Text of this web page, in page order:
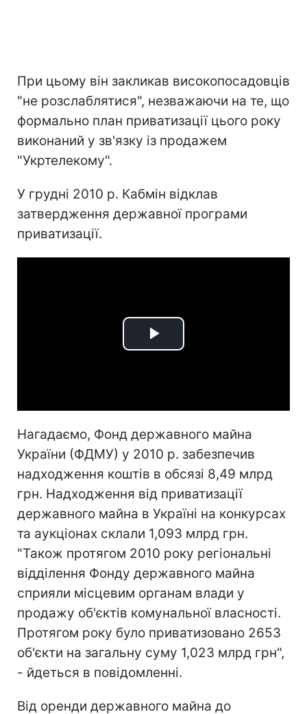
При цьому він закликав високопосадовців
"не розслаблятися", незважаючи на те, що
формально план приватизації цього року
виконаний у зв'язку із продажем
"Укртелекому".
У грудні 2010 р. Кабмін відклав
затвердження державної програми
приватизації.
Play
Нагадаємо, Фонд державного майна
України (ФДМУ) у 2010 р. забезпечив
надходження коштів в обсязі 8,49 млрд
грн. Надходження від приватизації
державного майна в Україні на конкурсах
та аукціонах склали 1,093 млрд грн.
"Також протягом 2010 року регіональні
відділення Фонду державного майна
сприяли місцевим органам влади у
продажу об'єктів комунальної власності.
Протягом року було приватизовано 2653
об'єкти на загальну суму 1,023 млрд грн",
- йдеться в повідомленні.
Від оренди державного майна до